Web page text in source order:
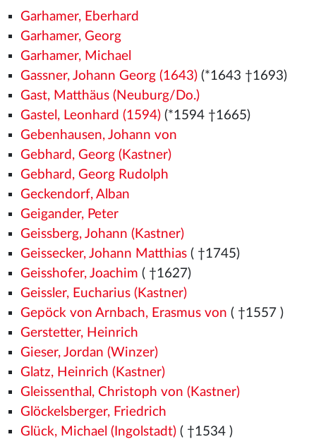
Garhamer, Eberhard
Garhamer, Georg
Garhamer, Michael
Gassner, Johann Georg (1643)(*1643 †1693)
Gast, Matthäus (Neuburg/Do.)
Gastel, Leonhard (1594)(*1594 †1665)
Gebenhausen, Johann von
Gebhard, Georg (Kastner)
Gebhard, Georg Rudolph
Geckendorf, Alban
Geigander, Peter
Geissberg, Johann (Kastner)
Geissecker, Johann Matthias( †1745)
Geisshofer, Joachim ( †1627)
Geissler, Eucharius (Kastner)
Gepöck von Arnbach, Erasmus von ( †1557 )
Gerstetter, Heinrich
Gieser, Jordan (Winzer)
Glatz, Heinrich (Kastner)
Gleissenthal, Christoph von (Kastner)
Glöckelsberger, Friedrich
Glück, Michael (Ingolstadt)( †1534 )